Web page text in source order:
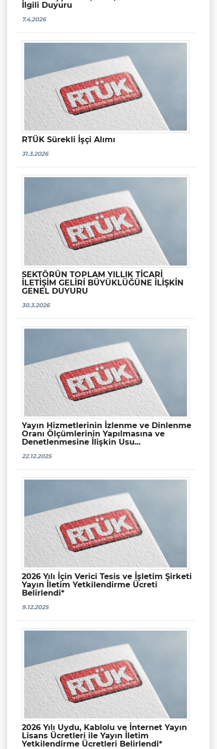
İlgili Duyuru
7.4.2026
RTÜK Sürekli İşçi Alımı
31.3.2026
SEKTÖRÜN TOPLAM YILLIK TİCARİ
İLETİŞİM GELİRİ BÜYÜKLÜĞÜNE İLİŞKİN
GENEL DUYURU
30.3.2026
Yayın Hizmetlerinin İzlenme ve Dinlenme
Oranı Ölçümlerinin Yapılmasına ve
Denetlenmesine İlişkin Usu...
22.12.2025
2026 Yılı İçin Verici Tesis ve İşletim Şirketi
Yayın İletim Yetkilendirme Ücreti
Belirlendi*
9.12.2025
2026 Yılı Uydu, Kablolu ve İnternet Yayın
Lisans Ücretleri ile Yayın İletim
Yetkilendirme Ücretleri Belirlendi*